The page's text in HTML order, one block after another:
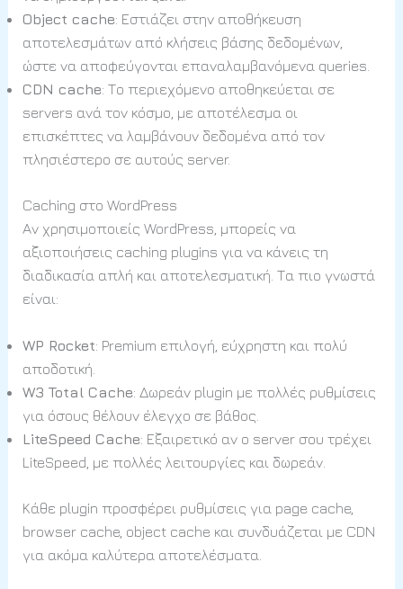
Object cache: Εστιάζει στην αποθήκευση
αποτελεσμάτων από κλήσεις βάσης δεδομένων,
ώστε να αποφεύγονται επαναλαμβανόμενα queries.
CDN cache: Το περιεχόμενο αποθηκεύεται σε
servers ανά τον κόσμο, με αποτέλεσμα οι
επισκέπτες να λαμβάνουν δεδομένα από τον
πλησιέστερο σε αυτούς server.
Caching στο WordPress
Αν χρησιμοποιείς WordPress, μπορείς να
αξιοποιήσεις caching plugins για να κάνεις τη
διαδικασία απλή και αποτελεσματική. Τα πιο γνωστά
είναι:
WP Rocket: Premium επιλογή, εύχρηστη και πολύ
αποδοτική.
W3 Total Cache: Δωρεάν plugin με πολλές ρυθμίσεις
για όσους θέλουν έλεγχο σε βάθος.
LiteSpeed Cache: Εξαιρετικό αν ο server σου τρέχει
LiteSpeed, με πολλές λειτουργίες και δωρεάν.
Κάθε plugin προσφέρει ρυθμίσεις για page cache,
browser cache, object cache και συνδυάζεται με CDN
για ακόμα καλύτερα αποτελέσματα.